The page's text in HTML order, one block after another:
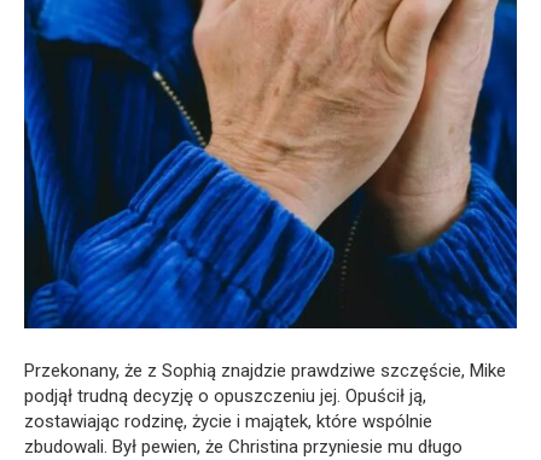
Przekonany, że z Sophią znajdzie prawdziwe szczęście, Mike
podjął trudną decyzję o opuszczeniu jej. Opuścił ją,
zostawiając rodzinę, życie i majątek, które wspólnie
zbudowali. Był pewien, że Christina przyniesie mu długo